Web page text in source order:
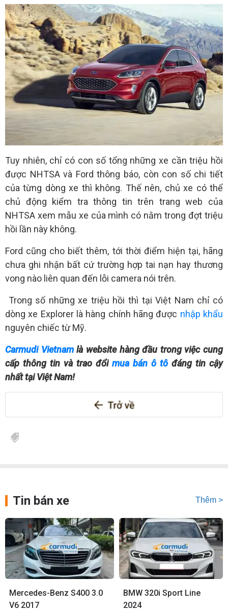
Tuy nhiên, chỉ có con số tổng những xe cần triệu hồi
được NHTSA và Ford thông báo, còn con số chi tiết
của từng dòng xe thì không. Thế nên, chủ xe có thể
chủ động kiểm tra thông tin trên trang web của
NHTSA xem mẫu xe của mình có nằm trong đợt triệu
hồi lần này không.
Ford cũng cho biết thêm, tới thời điểm hiện tại, hãng
chưa ghi nhận bất cứ trường hợp tai nạn hay thương
vong nào liên quan đến lỗi camera nói trên.
Trong số những xe triệu hồi thì tại Việt Nam chỉ có
dòng xe Explorer là hàng chính hãng được nhập khẩu
nguyên chiếc từ Mỹ.
Carmudi Vietnamlà website hàng đầu trong việc cung
cấp thông tin và trao đổi mua bán ô tô đáng tin cậy
nhất tại Việt Nam!
Tin bán xe Thêm >
Mercedes-Benz S400 3.0
V6 2017
BMW 320i Sport Line
2024